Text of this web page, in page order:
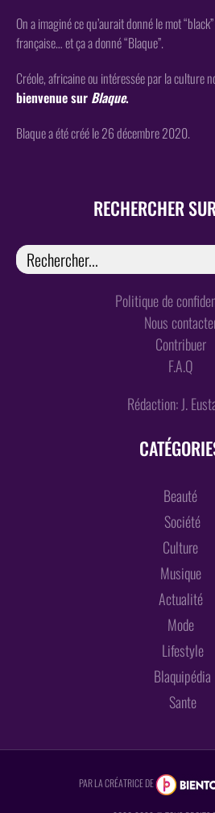
On a imaginé ce qu’aurait donné le mot
française… et ça a donné “Blaque”.
Créole, africaine ou intéressée par la culture
bienvenue sur Blaque.
Blaque a été créé le 26 décembre 2020.
RECHERCHER
Search
for:
Politique de
Nous
Contribuer
F.A.Q
Rédaction: J.
Beauté
Société
Culture
Musique
Actualité
Mode
Lifestyle
Blaquipédia
Sante
PAR LA CRÉATRICE DE